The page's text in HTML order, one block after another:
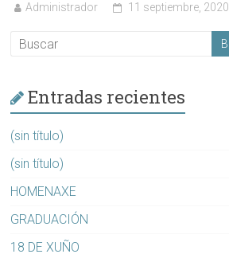
Administrador 11 septiembre, 2020
Entradas recientes
(sin título)
(sin título)
HOMENAXE
GRADUACIÓN
18 DE XUÑO